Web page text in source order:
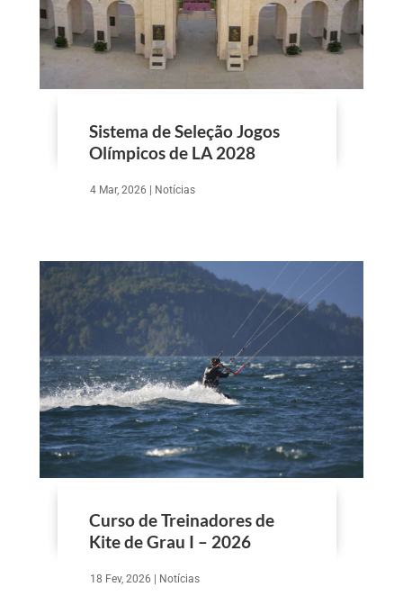
Sistema de Seleção Jogos
Olímpicos de LA 2028
4 Mar, 2026 Notícias
Curso de Treinadores de
Kite de Grau I – 2026
18 Fev, 2026 | Notícias